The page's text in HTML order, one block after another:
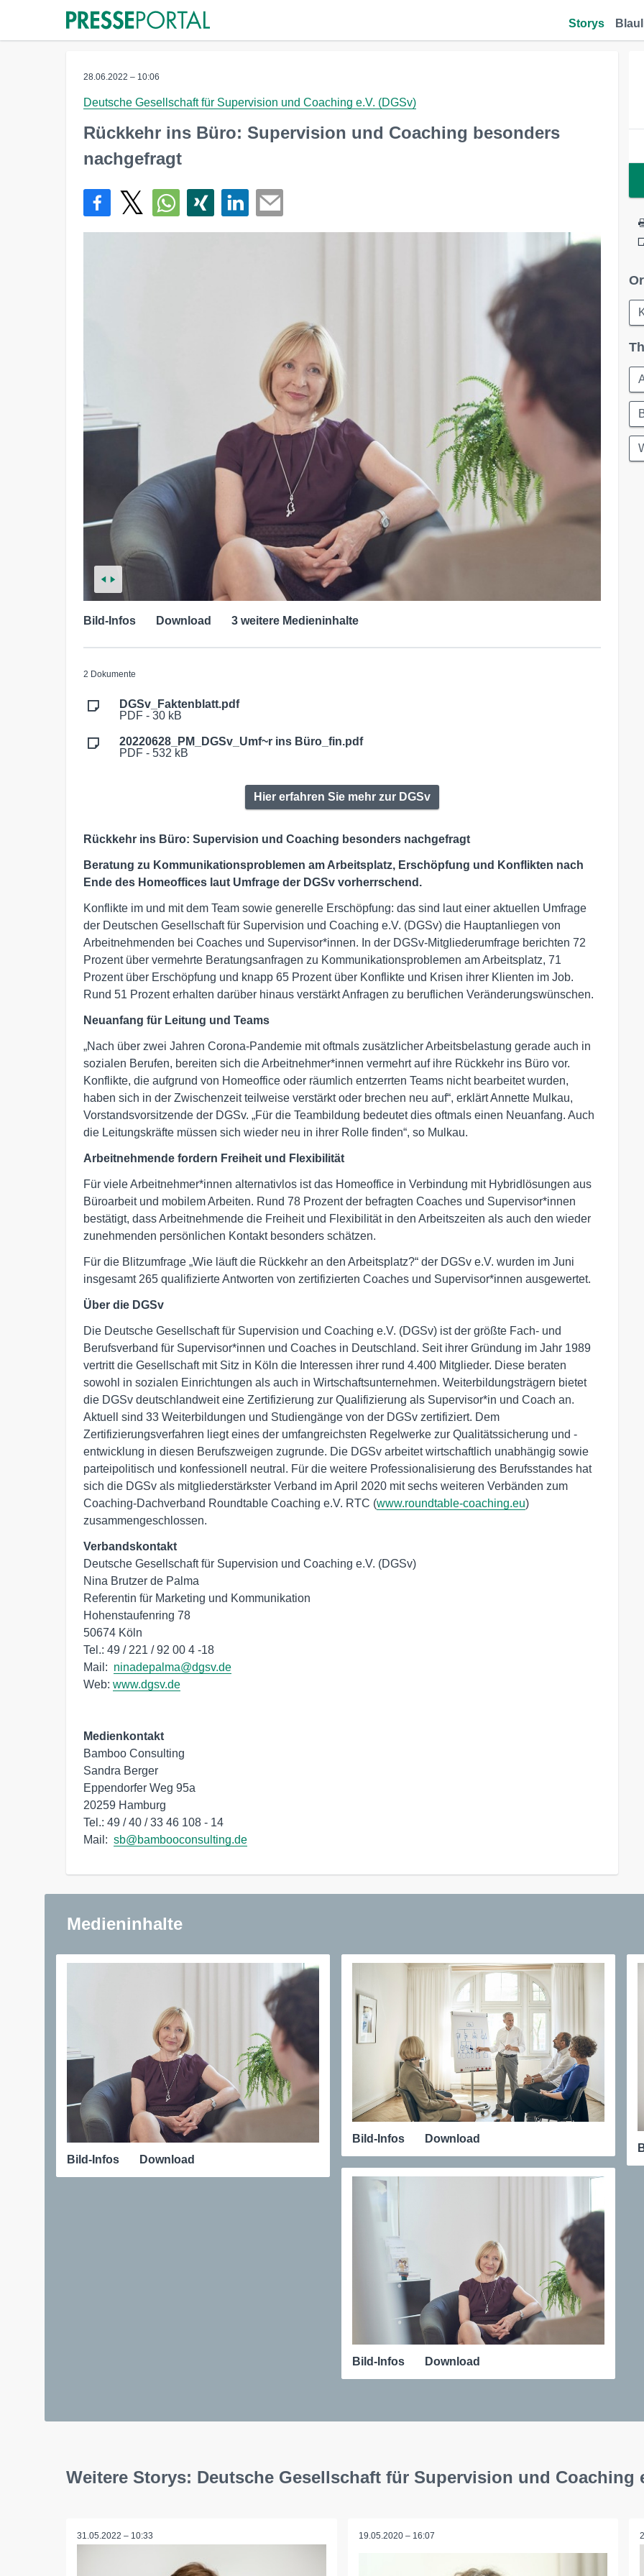
Storys
28.06.2022 – 10:06
Deutsche Gesellschaft für Supervision und Coaching e.V. (DGSv)
Rückkehr ins Büro: Supervision und Coaching besonders
nachgefragt
Bild-Infos Download 3 weitere Medieninhalte
2 Dokumente
DGSv_Faktenblatt.pdf
PDF - 30 kB
20220628_PM_DGSv_Umf~r ins Büro_fin.pdf
PDF - 532 kB
Hier erfahren Sie mehr zur DGSv
Rückkehr ins Büro: Supervision und Coaching besonders nachgefragt
Beratung zu Kommunikationsproblemen am Arbeitsplatz, Erschöpfung und Konflikten nach
Ende des Homeoffices laut Umfrage der DGSv vorherrschend.
Konflikte im und mit dem Team sowie generelle Erschöpfung: das sind laut einer aktuellen Umfrage
der Deutschen Gesellschaft für Supervision und Coaching e.V. (DGSv) die Hauptanliegen von
Arbeitnehmenden bei Coaches und Supervisor*innen. In der DGSv-Mitgliederumfrage berichten 72
Prozent über vermehrte Beratungsanfragen zu Kommunikationsproblemen am Arbeitsplatz, 71
Prozent über Erschöpfung und knapp 65 Prozent über Konflikte und Krisen ihrer Klienten im Job.
Rund 51 Prozent erhalten darüber hinaus verstärkt Anfragen zu beruflichen Veränderungswünschen.
Neuanfang für Leitung und Teams
„Nach über zwei Jahren Corona-Pandemie mit oftmals zusätzlicher Arbeitsbelastung gerade auch in
sozialen Berufen, bereiten sich die Arbeitnehmer*innen vermehrt auf ihre Rückkehr ins Büro vor.
Konflikte, die aufgrund von Homeoffice oder räumlich entzerrten Teams nicht bearbeitet wurden,
haben sich in der Zwischenzeit teilweise verstärkt oder brechen neu auf“, erklärt Annette Mulkau,
Vorstandsvorsitzende der DGSv. „Für die Teambildung bedeutet dies oftmals einen Neuanfang. Auch
die Leitungskräfte müssen sich wieder neu in ihrer Rolle finden“, so Mulkau.
Arbeitnehmende fordern Freiheit und Flexibilität
Für viele Arbeitnehmer*innen alternativlos ist das Homeoffice in Verbindung mit Hybridlösungen aus
Büroarbeit und mobilem Arbeiten. Rund 78 Prozent der befragten Coaches und Supervisor*innen
bestätigt, dass Arbeitnehmende die Freiheit und Flexibilität in den Arbeitszeiten als auch den wieder
zunehmenden persönlichen Kontakt besonders schätzen.
Für die Blitzumfrage „Wie läuft die Rückkehr an den Arbeitsplatz?“ der DGSv e.V. wurden im Juni
insgesamt 265 qualifizierte Antworten von zertifizierten Coaches und Supervisor*innen ausgewertet.
Über die DGSv
Die Deutsche Gesellschaft für Supervision und Coaching e.V. (DGSv) ist der größte Fach- und
Berufsverband für Supervisor*innen und Coaches in Deutschland. Seit ihrer Gründung im Jahr 1989
vertritt die Gesellschaft mit Sitz in Köln die Interessen ihrer rund 4.400 Mitglieder. Diese beraten
sowohl in sozialen Einrichtungen als auch in Wirtschaftsunternehmen. Weiterbildungsträgern bietet
die DGSv deutschlandweit eine Zertifizierung zur Qualifizierung als Supervisor*in und Coach an.
Aktuell sind 33 Weiterbildungen und Studiengänge von der DGSv zertifiziert. Dem
Zertifizierungsverfahren liegt eines der umfangreichsten Regelwerke zur Qualitätssicherung und -
entwicklung in diesen Berufszweigen zugrunde. Die DGSv arbeitet wirtschaftlich unabhängig sowie
parteipolitisch und konfessionell neutral. Für die weitere Professionalisierung des Berufsstandes hat
sich die DGSv als mitgliederstärkster Verband im April 2020 mit sechs weiteren Verbänden zum
Coaching-Dachverband Roundtable Coaching e.V. RTC (www.roundtable-coaching.eu)
zusammengeschlossen.
Verbandskontakt
Deutsche Gesellschaft für Supervision und Coaching e.V. (DGSv)
Nina Brutzer de Palma
Referentin für Marketing und Kommunikation
Hohenstaufenring 78
50674 Köln
Tel.: 49 / 221 / 92 00 4 -18
Mail: ninadepalma@dgsv.de
Web: www.dgsv.de
Medienkontakt
Bamboo Consulting
Sandra Berger
Eppendorfer Weg 95a
20259 Hamburg
Tel.: 49 / 40 / 33 46 108 - 14
Mail: sb@bambooconsulting.de
Medieninhalte
Bild-Infos Download
Bild-Infos Download
Bild-Infos Download
Weitere Storys: Deutsche Gesellschaft für Supervision und Coaching
31.05.2022 – 10:33 19.05.2020 – 16:07